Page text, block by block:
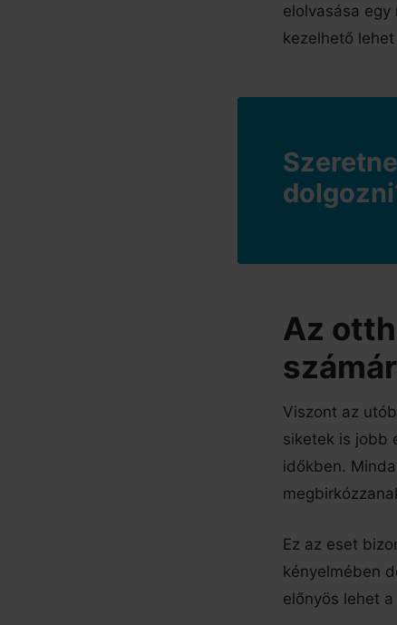
elolvasása
kezelhető
Az
Viszont az
siketek is jobb
időkben.
Ez az eset
kényelmében
előnyös lehet